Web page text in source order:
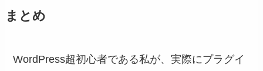
まとめ
WordPress超初心者である私が、実際にプラグイ